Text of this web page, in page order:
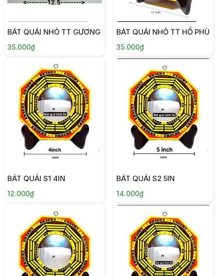
BÁT QUÁI NHỎ TT GƯƠNG
35.000₫
BÁT QUÁI NHỎ TT HỔ PHÙ
35.000₫
BÁT QUÁI S1 4IN
12.000₫
BÁT QUÁI S2 5IN
14.000₫